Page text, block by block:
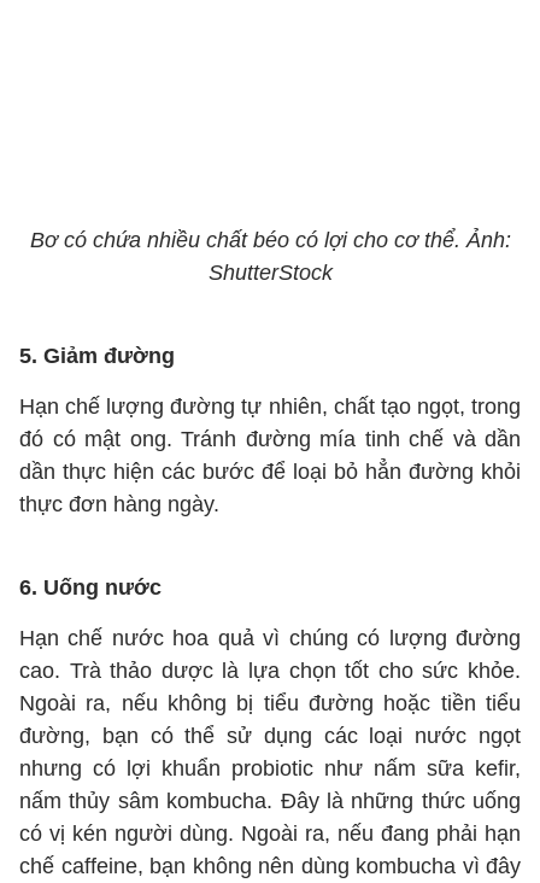
Bơ có chứa nhiều chất béo có lợi cho cơ thể. Ảnh:
ShutterStock
5. Giảm đường
Hạn chế lượng đường tự nhiên, chất tạo ngọt, trong
đó có mật ong. Tránh đường mía tinh chế và dần
dần thực hiện các bước để loại bỏ hẳn đường khỏi
thực đơn hàng ngày.
6. Uống nước
Hạn chế nước hoa quả vì chúng có lượng đường
cao. Trà thảo dược là lựa chọn tốt cho sức khỏe.
Ngoài ra, nếu không bị tiểu đường hoặc tiền tiểu
đường, bạn có thể sử dụng các loại nước ngọt
nhưng có lợi khuẩn probiotic như nấm sữa kefir,
nấm thủy sâm kombucha. Đây là những thức uống
có vị kén người dùng. Ngoài ra, nếu đang phải hạn
chế caffeine, bạn không nên dùng kombucha vì đây